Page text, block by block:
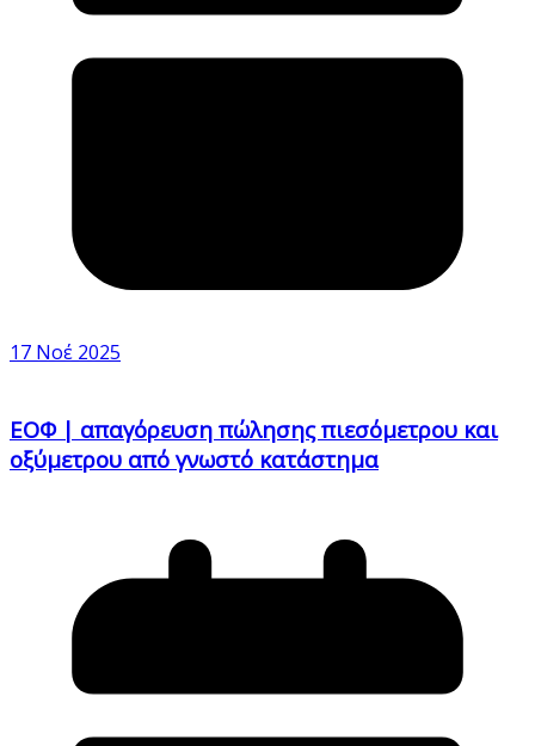
17 Νοέ 2025
ΕΟΦ | απαγόρευση πώλησης πιεσόμετρου και
οξύμετρου από γνωστό κατάστημα